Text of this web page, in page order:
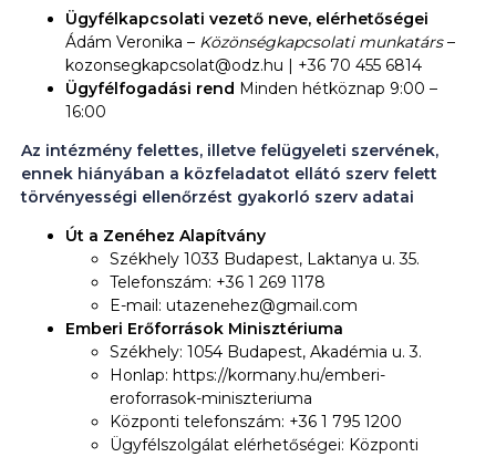
Ügyfélkapcsolati vezető neve, elérhetőségei
Ádám Veronika – Közönségkapcsolati munkatárs–
kozonsegkapcsolat@odz.hu | +36 70 455 6814
Ügyfélfogadási rend Minden hétköznap 9:00 –
16:00
Az intézmény felettes, illetve felügyeleti szervének,
ennek hiányában a közfeladatot ellátó szerv felett
törvényességi ellenőrzést gyakorló szerv adatai
Út a Zenéhez Alapítvány
Székhely 1033 Budapest, Laktanya u. 35.
Telefonszám: +36 1 269 1178
E-mail: utazenehez@gmail.com
Emberi Erőforrások Minisztériuma
Székhely: 1054 Budapest, Akadémia u. 3.
Honlap: https://kormany.hu/emberi-
eroforrasok-miniszteriuma
Központi telefonszám: +36 1 795 1200
Ügyfélszolgálat elérhetőségei: Központi